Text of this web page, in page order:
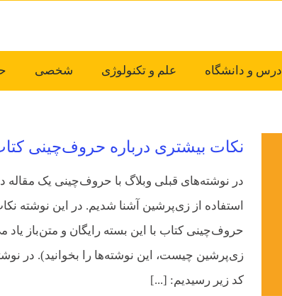
درس و دانشگاه علم و تکنولوژی شخصی
نکات بیشتری درباره حروف‌چینی
در نوشته‌های قبلی وبلاگ با حروف‌چینی یک مقاله
استفاده از زی‌پرشین آشنا شدیم. در این نوشته
حروف‌چینی کتاب با این بسته رایگان و متن‌باز یاد
زی‌پرشین چیست، این نوشته‌ها را بخوانید). در
کد زیر رسیدیم: [...]